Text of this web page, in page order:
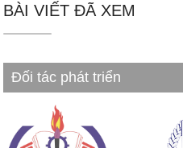
BÀI VIẾT ĐÃ XEM
Đối tác phát triển